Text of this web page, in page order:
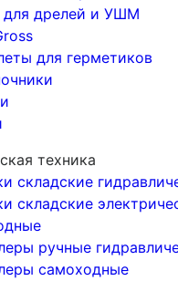
дрелей и УШМ
для герметиков
техника
складские
складские
ручные
самоходные